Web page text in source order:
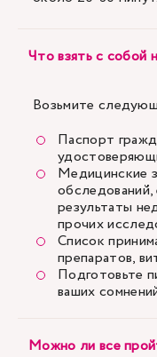
Что взять с собой
Возьмите
Паспорт
Медицинские
результаты
прочих
Список
препаратов,
Подготовьте
ваших
Можно ли все